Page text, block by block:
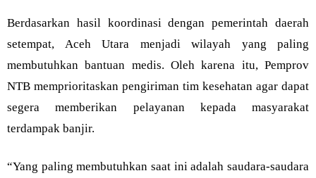
Berdasarkan hasil koordinasi dengan pemerintah daerah
setempat, Aceh Utara menjadi wilayah yang paling
membutuhkan bantuan medis. Oleh karena itu, Pemprov
NTB memprioritaskan pengiriman tim kesehatan agar dapat
segera memberikan pelayanan kepada masyarakat
terdampak banjir.
“Yang paling membutuhkan saat ini adalah saudara-saudara